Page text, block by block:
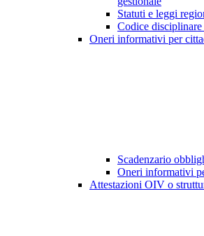
Statuti e leggi
Codice
Oneri informativi per
Scadenzario
Oneri informativi
Attestazioni OIV o